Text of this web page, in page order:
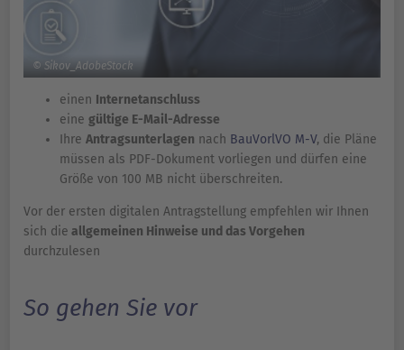
© Sikov_AdobeStock
einen Internetanschluss
eine gültige E-Mail-Adresse
Ihre Antragsunterlagen nach BauVorlVO M-V, die Pläne
müssen als PDF-Dokument vorliegen und dürfen eine
Größe von 100 MB nicht überschreiten.
Vor der ersten digitalen Antragstellung empfehlen wir Ihnen
sich die allgemeinen Hinweise und das Vorgehen
durchzulesen
So gehen Sie vor